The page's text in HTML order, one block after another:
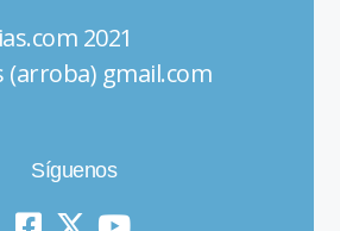
2021
(arroba) gmail.com
Síguenos